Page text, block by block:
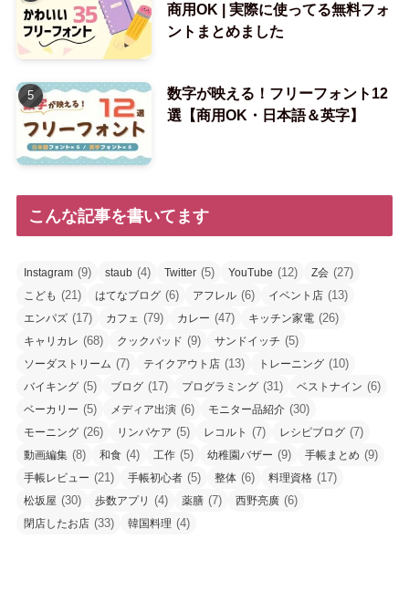
商用OK | 実際に使ってる無料フォ
ントまとめました
数字が映える！フリーフォント12
選【商用OK・日本語＆英字】
こんな記事を書いてます
Instagram (9) staub (4) Twitter (5) YouTube (12) Z会 (27)
こども (21) はてなブログ (6) アフレル (6) イベント店 (13)
エンパズ (17) カフェ (79) カレー (47) キッチン家電 (26)
キャリカレ (68) クックパッド (9) サンドイッチ (5)
ソーダストリーム (7) テイクアウト店 (13) トレーニング (10)
バイキング (5) ブログ (17) プログラミング (31) ベストナイン (6)
ベーカリー (5) メディア出演 (6) モニター品紹介 (30)
モーニング (26) リンパケア (5) レコルト (7) レシピブログ (7)
動画編集 (8) 和食 (4) 工作 (5) 幼稚園バザー (9) 手帳まとめ (9)
手帳レビュー (21) 手帳初心者 (5) 整体 (6) 料理資格 (17)
松坂屋 (30) 歩数アプリ (4) 薬膳 (7) 西野亮廣 (6)
閉店したお店 (33) 韓国料理 (4)